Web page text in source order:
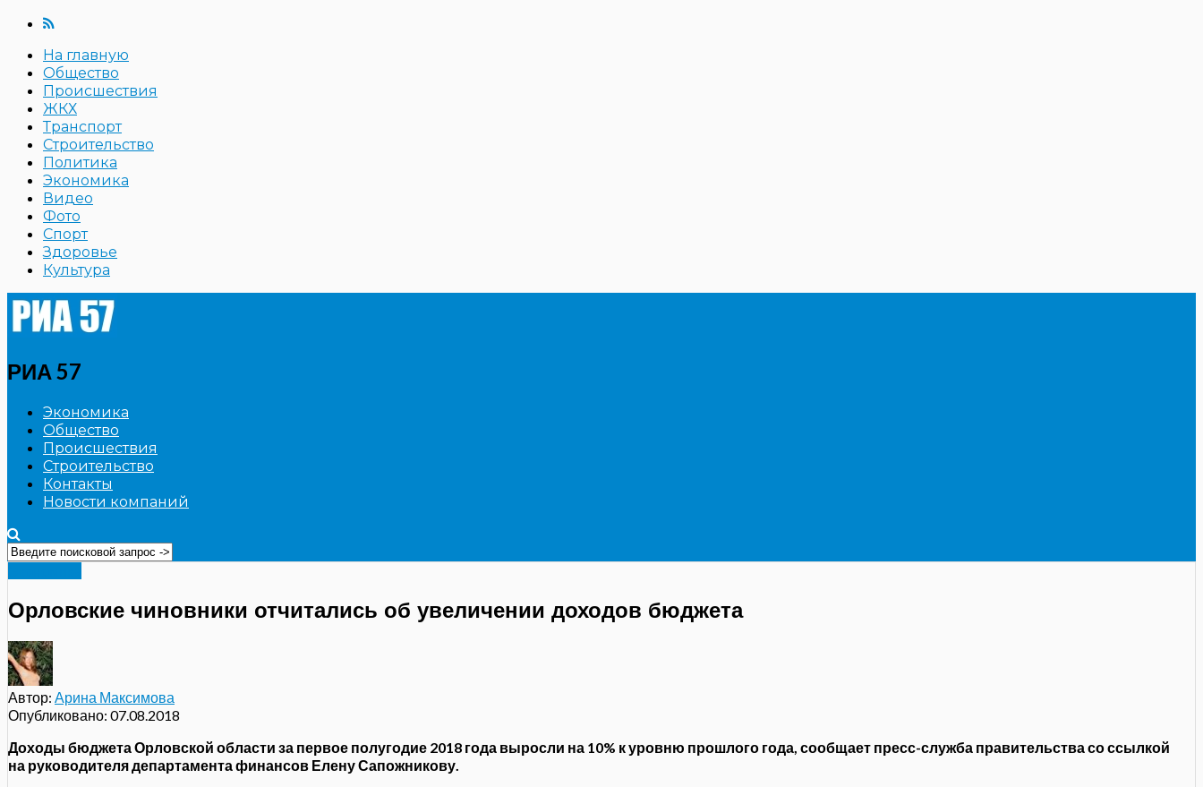
На главную
Общество
Происшествия
ЖКХ
Транспорт
Строительство
Политика
Экономика
Видео
Фото
Спорт
Здоровье
Культура
РИА 57
Экономика
Общество
Происшествия
Строительство
Контакты
Новости компаний
Орловские чиновники отчитались об увеличении доходов бюджета
Автор: Арина Максимова
Опубликовано: 07.08.2018
Доходы бюджета Орловской области за первое полугодие 2018 года выросли на 10% к уровню прошлого года, сообщает пресс-служба правительства со ссылкой
на руководителя департамента финансов Елену Сапожникову.